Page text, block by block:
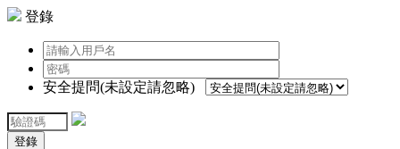
登錄
安全提問(未設定請忽略)
登錄